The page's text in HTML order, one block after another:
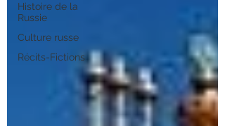
Histoire de la
Russie
Culture russe
Récits-Fictions